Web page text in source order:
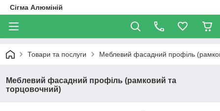
Сігма Алюміній
Товари та послуги Меблевий фасадний профіль
Меблевий фасадний профіль (рамковий та
торцовочний)